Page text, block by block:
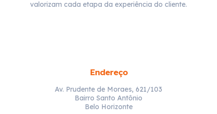
valorizam cada etapa da experiência do cliente.
Endereço
Av. Prudente de Moraes, 621/103
Bairro Santo Antônio
Belo Horizonte